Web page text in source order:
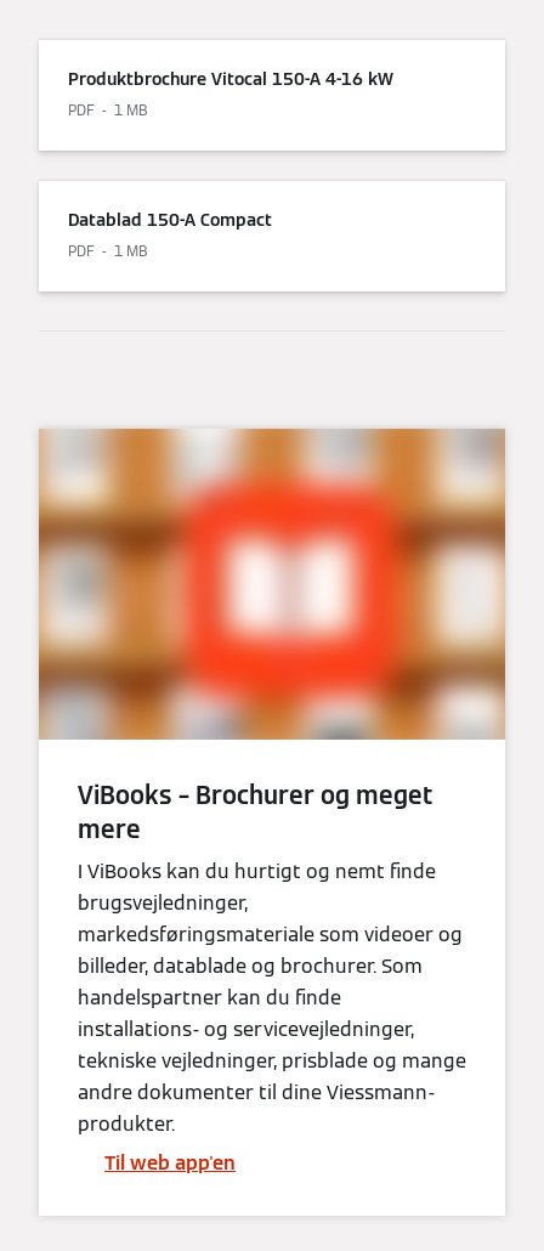
Produktbrochure Vitocal 150-A 4-16 kW
PDF 1 MB
Datablad 150-A Compact
PDF 1 MB
ViBooks – Brochurer og meget
mere
I ViBooks kan du hurtigt og nemt finde
brugsvejledninger,
markedsføringsmateriale som videoer og
billeder, datablade og brochurer. Som
handelspartner kan du finde
installations- og servicevejledninger,
tekniske vejledninger, prisblade og mange
andre dokumenter til dine Viessmann-
produkter.
Til web app'en